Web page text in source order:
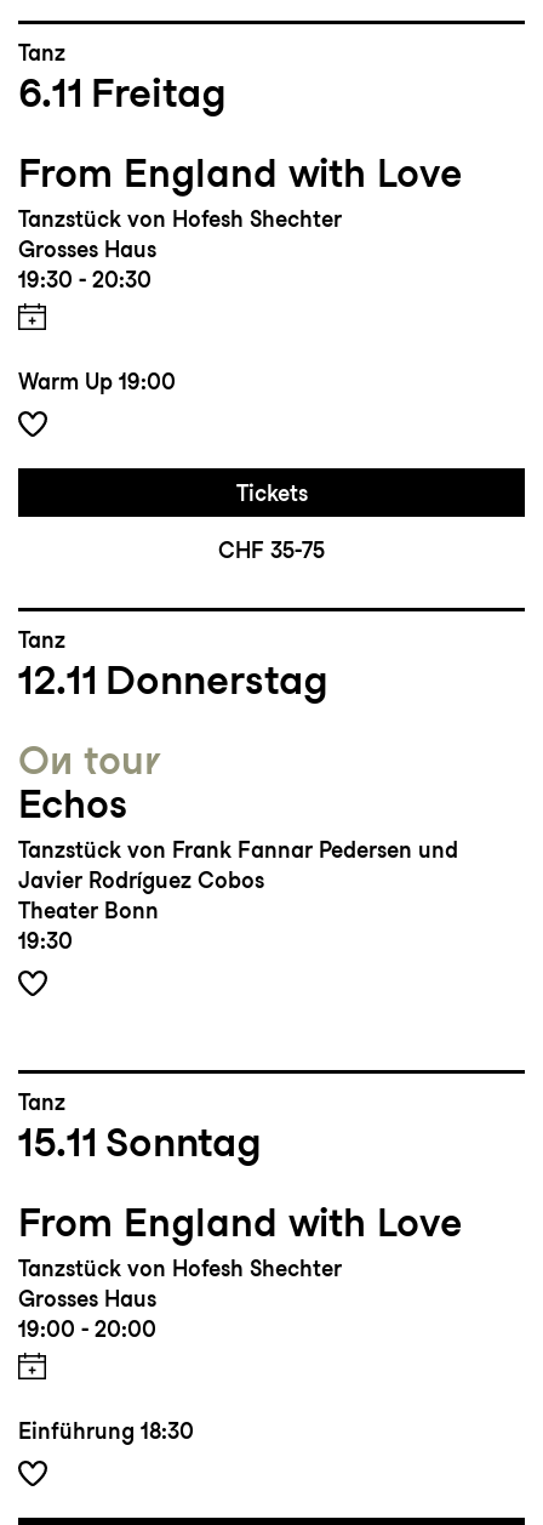
Tanz
6.11 Freitag
From England with Love
Tanzstück von Hofesh Shechter
Grosses Haus
19:30 - 20:30
Warm Up 19:00
Tickets
CHF 35-75
Tanz
12.11 Donnerstag
On tour
Echos
Tanzstück von Frank Fannar Pedersen und
Javier Rodríguez Cobos
Theater Bonn
19:30
Tanz
15.11 Sonntag
From England with Love
Tanzstück von Hofesh Shechter
Grosses Haus
19:00 - 20:00
Einführung 18:30